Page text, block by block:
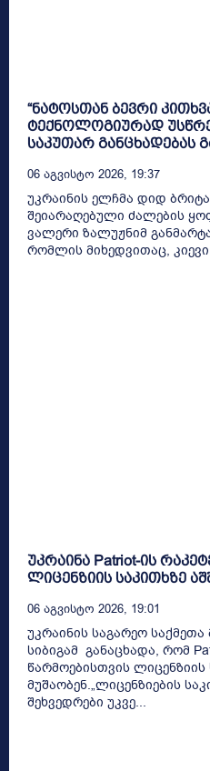
“ნატოსთან ბევრი
ტექნოლოგიურად
საკუთარ განცხადებას
06 Აგვისტო 2026, 19:37
უკრაინის ელჩმა დიდ
შეიარაღებული ძალების
ვალერი ზალუჟნიმ
რომლის მიხედვითაც,
უკრაინა Patriot-ის
ლიცენზიის საკითხზე
06 Აგვისტო 2026, 19:01
უკრაინის საგარეო
სიბიგამ განაცხადა, რომ
წარმოებისთვის ლიცენზიის
მუშაობენ.„ლიცენზიების
შეხვედრები უკვე...